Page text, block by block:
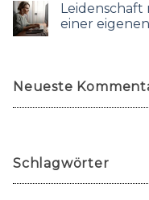
Leidenschaft
einer
Neueste
Schlagwörter